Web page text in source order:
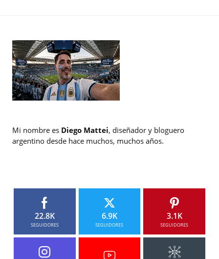
Mi nombre es Diego Mattei, diseñador y bloguero
argentino desde hace muchos, muchos años.
22.8K
SEGUIDORES
6.9K
SEGUIDORES
3.1K
SEGUIDORES